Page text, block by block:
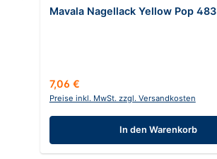
Mavala Nagellack Yellow Pop 483
Regulärer Preis:
7,06 €
Preise inkl. MwSt. zzgl. Versandkosten
In den Warenkorb